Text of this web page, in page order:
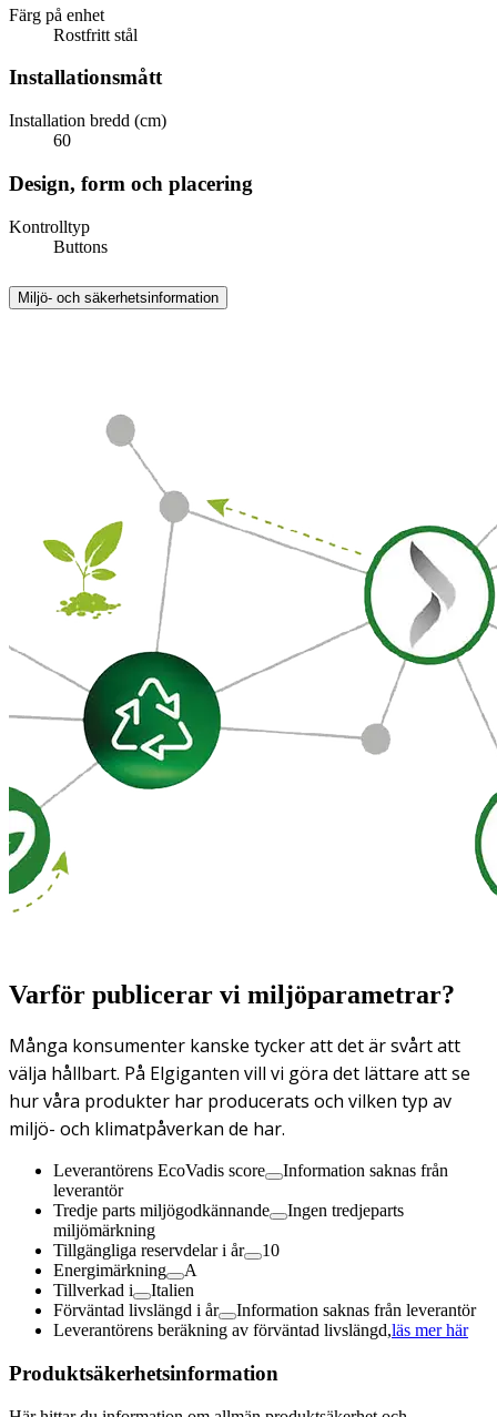
Färg på enhet
Rostfritt stål
Installationsmått
Installation bredd (cm)
60
Design, form och placering
Kontrolltyp
Buttons
Miljö- och säkerhetsinformation
Varför publicerar vi miljöparametrar?
Många konsumenter kanske tycker att det är svårt att
välja hållbart. På Elgiganten vill vi göra det lättare att se
hur våra produkter har producerats och vilken typ av
miljö- och klimatpåverkan de har.
Leverantörens EcoVadis score
Information saknas från
leverantör
Tredje parts miljögodkännande
Ingen tredjeparts
miljömärkning
Tillgängliga reservdelar i år
10
Energimärkning
A
Tillverkad i
Italien
Förväntad livslängd i år
Information saknas från leverantör
Leverantörens beräkning av förväntad livslängd,läs mer här
Produktsäkerhetsinformation